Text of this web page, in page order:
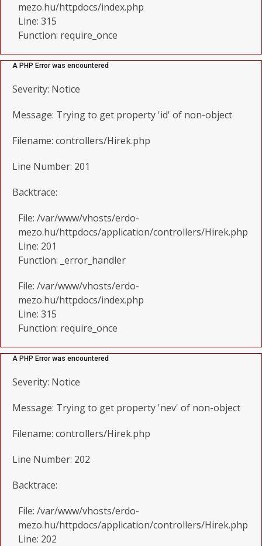
mezo.hu/httpdocs/index.php
Line: 315
Function: require_once
A PHP Error was encountered
Severity: Notice
Message: Trying to get property 'id' of non-object
Filename: controllers/Hirek.php
Line Number: 201
Backtrace:
File: /var/www/vhosts/erdo-
mezo.hu/httpdocs/application/controllers/Hirek.php
Line: 201
Function: _error_handler
File: /var/www/vhosts/erdo-
mezo.hu/httpdocs/index.php
Line: 315
Function: require_once
A PHP Error was encountered
Severity: Notice
Message: Trying to get property 'nev' of non-object
Filename: controllers/Hirek.php
Line Number: 202
Backtrace:
File: /var/www/vhosts/erdo-
mezo.hu/httpdocs/application/controllers/Hirek.php
Line: 202